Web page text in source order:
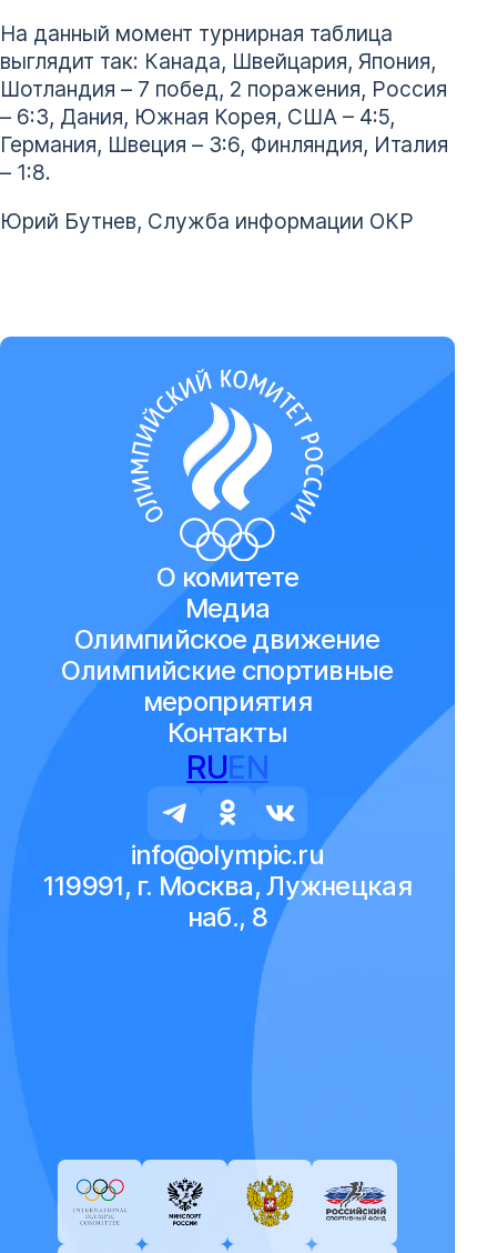
На данный момент турнирная таблица
выглядит так: Канада, Швейцария, Япония,
Шотландия – 7 побед, 2 поражения, Россия
– 6:3, Дания, Южная Корея, США – 4:5,
Германия, Швеция – 3:6, Финляндия, Италия
– 1:8.
Юрий Бутнев, Служба информации ОКР
О комитете
Медиа
Олимпийское движение
Олимпийские спортивные
мероприятия
Контакты
RUEN
info@olympic.ru
119991, г. Москва, Лужнецкая
наб., 8